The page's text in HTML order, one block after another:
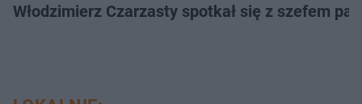
Włodzimierz Czarzasty spotkał się z szefem